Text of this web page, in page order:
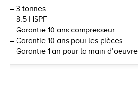
– 3 tonnes
– 8.5 HSPF
– Garantie 10 ans compresseur
– Garantie 10 ans pour les pièces
– Garantie 1 an pour la main d’oeuvre